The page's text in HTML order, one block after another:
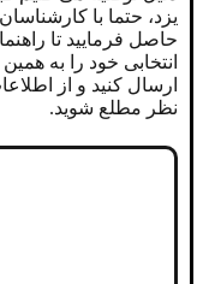
حاصل فرمایید تا
انتخابی خود را به
ارسال کنید و از
نظر مطلع شوید.